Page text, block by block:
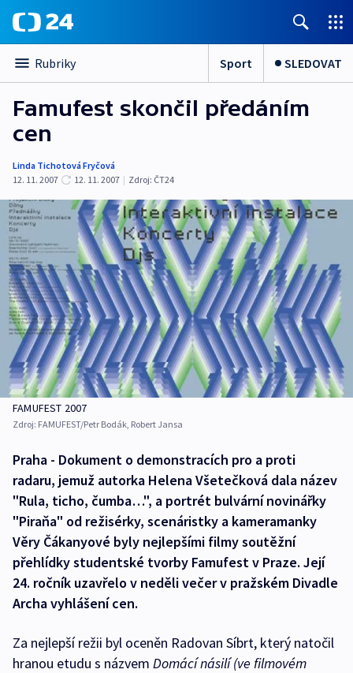
Rubriky Sport SLEDOVAT
Famufest skončil předáním
cen
Linda Tichotová Fryčová
12. 11. 2007
12. 11. 2007 | Zdroj: ČT24
FAMUFEST 2007
Zdroj: FAMUFEST/Petr Bodák, Robert Jansa
Praha - Dokument o demonstracích pro a proti
radaru, jemuž autorka Helena Všetečková dala název
"Rula, ticho, čumba…", a portrét bulvární novinářky
"Piraňa" od režisérky, scenáristky a kameramanky
Věry Čákanyové byly nejlepšími filmy soutěžní
přehlídky studentské tvorby Famufest v Praze. Její
24. ročník uzavřelo v neděli večer v pražském Divadle
Archa vyhlášení cen.
Za nejlepší režii byl oceněn Radovan Síbrt, který natočil
hranou etudu s názvem Domácí násilí (ve filmovém